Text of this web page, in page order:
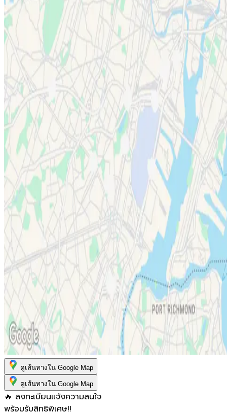
ดูเส้นทางใน Google Map
ดูเส้นทางใน Google Map
🔥 ลงทะเบียนแจ้งความสนใจ
พร้อมรับสิทธิพิเศษ!!